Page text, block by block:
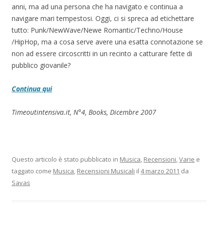
anni, ma ad una persona che ha navigato e continua a
navigare mari tempestosi. Oggi, ci si spreca ad etichettare
tutto: Punk/NewWave/Newe Romantic/Techno/House
/HipHop, ma a cosa serve avere una esatta connotazione se
non ad essere circoscritti in un recinto a catturare fette di
pubblico giovanile?
Continua qui
Timeoutintensiva.it, N°4, Books, Dicembre 2007
Questo articolo è stato pubblicato in Musica, Recensioni,Varie e
taggato come Musica, Recensioni Musicali il 4 marzo 2011 da
Savas